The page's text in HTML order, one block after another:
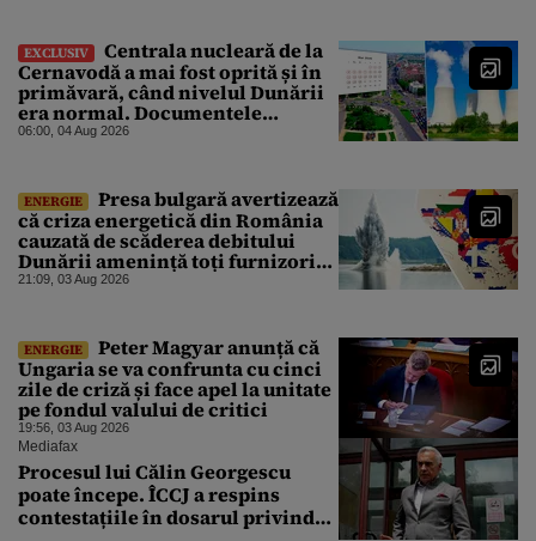
EXCLUSIV
Centrala nucleară de la
Cernavodă a mai fost oprită și în
primăvară, când nivelul Dunării
era normal. Documentele
descoperite de Gândul arată că
06:00, 04 Aug 2026
ENERGIE
Presa bulgară avertizează
că criza energetică din România
cauzată de scăderea debitului
Dunării amenință toți furnizorii
balcanici de electricitate
21:09, 03 Aug 2026
ENERGIE
Peter Magyar anunță că
Ungaria se va confrunta cu cinci
zile de criză și face apel la unitate
pe fondul valului de critici
19:56, 03 Aug 2026
Mediafax
Procesul lui Călin Georgescu
poate începe. ÎCCJ a respins
contestațiile în dosarul privind